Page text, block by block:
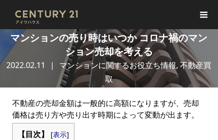
マンションの売り時はいつか コロナ禍のマン
ション売却を考える
2022.02.11 マンションに関するお役立ち情報,不動産買
取
不動産の売却金額は一般的に高額になりますが、売却
価格は売り方や売り出す時期によって変動が出ます。
【目次】
[表示]